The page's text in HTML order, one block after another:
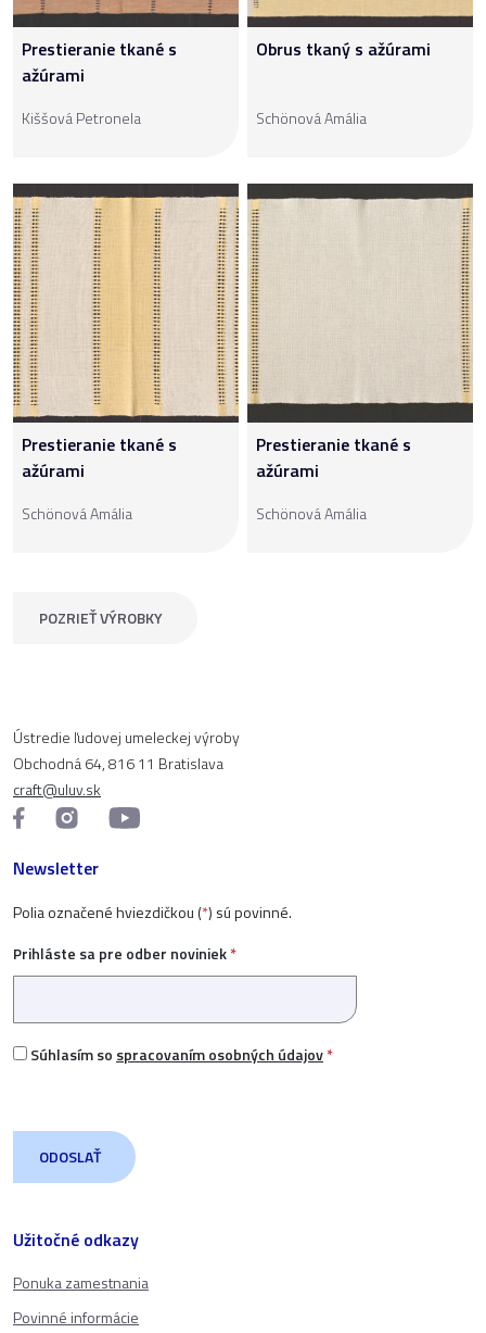
Prestieranie tkané s
ažúrami
Kiššová Petronela
Obrus tkaný s ažúrami
Schönová Amália
Prestieranie tkané s
ažúrami
Schönová Amália
Prestieranie tkané s
ažúrami
Schönová Amália
POZRIEŤ VÝROBKY
Užitočné odkazy
Ponuka zamestnania
Povinné informácie
Ústredie ľudovej umeleckej výroby
Obchodná 64, 816 11 Bratislava
craft@uluv.sk
Newsletter
Polia označené hviezdičkou (*) sú povinné.
Prihláste sa pre odber noviniek*
Súhlasím so spracovaním osobných údajov*